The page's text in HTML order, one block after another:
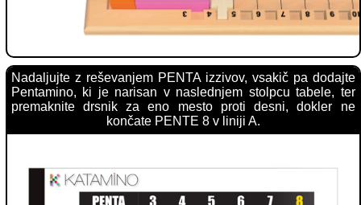
Nadaljujte z reševanjem PENTA izzivov, vsakič pa dodajte
Pentamino, ki je narisan v naslednjem stolpcu tabele, ter
premaknite drsnik za eno mesto proti desni, dokler ne
končate PENTE 8 v liniji A.